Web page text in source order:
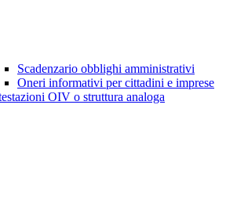
Scadenzario obblighi amministrativi
Oneri informativi per cittadini e imprese
OIV o struttura analoga